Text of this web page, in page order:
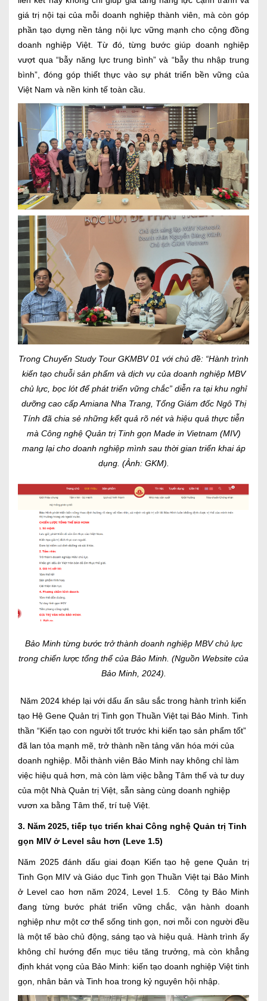
giá trị nội tại của mỗi doanh nghiệp thành viên, mà còn góp
phần tạo dựng nền tảng nội lực vững mạnh cho cộng đồng
doanh nghiệp Việt. Từ đó, từng bước giúp doanh nghiệp
vượt qua “bẫy năng lực trung bình” và “bẫy thu nhập trung
bình”, đóng góp thiết thực vào sự phát triển bền vững của
Việt Nam và nền kinh tế toàn cầu.
Trong Chuyến Study Tour GKMBV 01 với chủ đề: “Hành trình
kiến tạo chuỗi sản phẩm và dịch vụ của doanh nghiệp MBV
chủ lực, bọc lót để phát triển vững chắc” diễn ra tại khu nghỉ
dưỡng cao cấp Amiana Nha Trang, Tổng Giám đốc Ngô Thị
Tính đã chia sẻ những kết quả rõ nét và hiệu quả thực tiễn
mà Công nghệ Quản trị Tinh gọn Made in Vietnam (MIV)
mang lại cho doanh nghiệp mình sau thời gian triển khai áp
dụng. (Ảnh: GKM).
Bảo Minh từng bước trở thành doanh nghiệp MBV chủ lực
trong chiến lược tổng thể của Bảo Minh. (Nguồn Website của
Bảo Minh, 2024).
Năm 2024 khép lại với dấu ấn sâu sắc trong hành trình kiến
tạo Hệ Gene Quản trị Tinh gọn Thuần Việt tại Bảo Minh. Tinh
thần “Kiến tạo con người tốt trước khi kiến tạo sản phẩm tốt”
đã lan tỏa mạnh mẽ, trở thành nền tảng văn hóa mới của
doanh nghiệp. Mỗi thành viên Bảo Minh nay không chỉ làm
việc hiệu quả hơn, mà còn làm việc bằng Tâm thế và tư duy
của một Nhà Quản trị Việt, sẵn sàng cùng doanh nghiệp
vươn xa bằng Tâm thế, trí tuệ Việt.
3. Năm 2025, tiếp tục triển khai Công nghệ Quản trị Tinh
gọn MIV ở Level sâu hơn (Leve 1.5)
Năm 2025 đánh dấu giai đoạn Kiến tạo hệ gene Quản trị
Tinh Gọn MIV và Giáo dục Tinh gọn Thuần Việt tại Bảo Minh
ở Level cao hơn năm 2024, Level 1.5. Công ty Bảo Minh
đang từng bước phát triển vững chắc, vận hành doanh
nghiệp như một cơ thể sống tinh gọn, nơi mỗi con người đều
là một tế bào chủ động, sáng tạo và hiệu quả. Hành trình ấy
không chỉ hướng đến mục tiêu tăng trưởng, mà còn khẳng
định khát vọng của Bảo Minh: kiến tạo doanh nghiệp Việt tinh
gọn, nhân bản và Tinh hoa trong kỷ nguyên hội nhập.